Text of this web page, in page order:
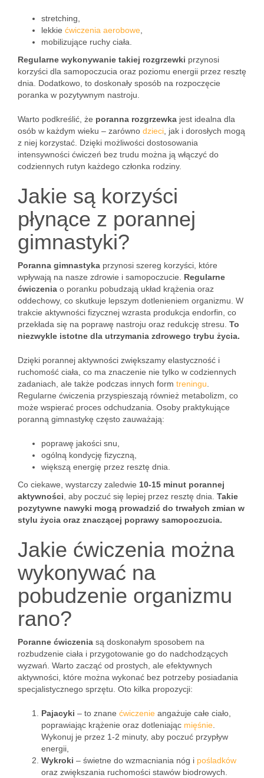
stretching,
lekkie ćwiczenia aerobowe
mobilizujące ruchy ciała.
Regularne wykonywanie takiej rozgrzewki przynosi
korzyści dla samopoczucia oraz poziomu energii przez resztę
dnia. Dodatkowo, to doskonały sposób na rozpoczęcie
poranka w pozytywnym nastroju.
Warto podkreślić, że poranna rozgrzewka jest idealna dla
osób w każdym wieku – zarówno dzieci , jak i dorosłych mogą
z niej korzystać. Dzięki możliwości dostosowania
intensywności ćwiczeń bez trudu można ją włączyć do
codziennych rutyn każdego członka rodziny.
Jakie są korzyści
płynące z porannej
gimnastyki?
Poranna gimnastyka przynosi szereg korzyści, które
wpływają na nasze zdrowie i samopoczucie. Regularne
ćwiczenia o poranku pobudzają układ krążenia oraz
oddechowy, co skutkuje lepszym dotlenieniem organizmu. W
trakcie aktywności fizycznej wzrasta produkcja endorfin, co
przekłada się na poprawę nastroju oraz redukcję stresu. To
niezwykle istotne dla utrzymania zdrowego trybu życia.
Dzięki porannej aktywności zwiększamy elastyczność i
ruchomość ciała, co ma znaczenie nie tylko w codziennych
zadaniach, ale także podczas innych form treningu
Regularne ćwiczenia przyspieszają również metabolizm, co
może wspierać proces odchudzania. Osoby praktykujące
poranną gimnastykę często zauważają:
poprawę jakości snu,
ogólną kondycję fizyczną,
większą energię przez resztę dnia.
Co ciekawe, wystarczy zaledwie 10-15 minut porannej
aktywności , aby poczuć się lepiej przez resztę dnia. Takie
pozytywne nawyki mogą prowadzić do trwałych zmian w
stylu życia oraz znaczącej poprawy samopoczucia.
Jakie ćwiczenia można
wykonywać na
pobudzenie organizmu
rano?
Poranne ćwiczenia są doskonałym sposobem na
rozbudzenie ciała i przygotowanie go do nadchodzących
wyzwań. Warto zacząć od prostych, ale efektywnych
aktywności, które można wykonać bez potrzeby posiadania
specjalistycznego sprzętu. Oto kilka propozycji:
Pajacyki – to znane ćwiczenie angażuje całe ciało,
poprawiając krążenie oraz dotleniając mięśnie
Wykonuj je przez 1-2 minuty, aby poczuć przypływ
energii,
Wykroki – świetne do wzmacniania nóg i pośladków
oraz zwiększania ruchomości stawów biodrowych.